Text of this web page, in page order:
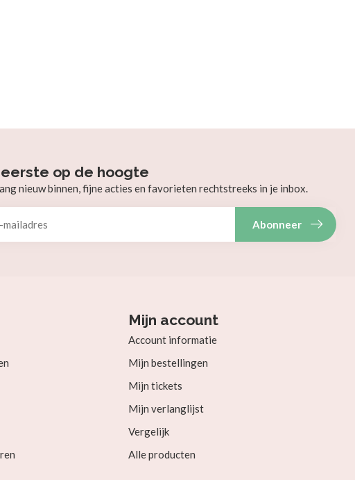
op de hoogte
nieuw binnen, fijne acties en favorieten rechtstreeks in je inbox.
Abonneer
Mijn account
Account informatie
Mijn bestellingen
Mijn tickets
Mijn verlanglijst
Vergelijk
Alle producten